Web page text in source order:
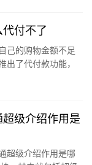
付不了
己的购物金额不足
了代付款功能，
级介绍作用是
超级介绍作用是哪